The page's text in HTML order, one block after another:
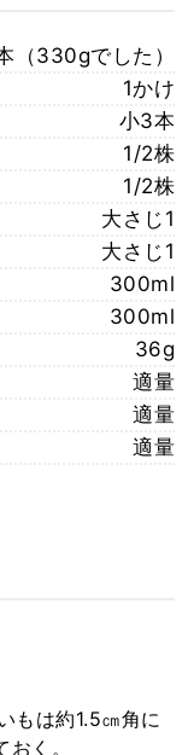
（330gでした）
1かけ
小3本
1/2株
1/2株
大さじ1
大さじ1
300ml
300ml
36g
適量
適量
適量
もは約1.5㎝角に
く。